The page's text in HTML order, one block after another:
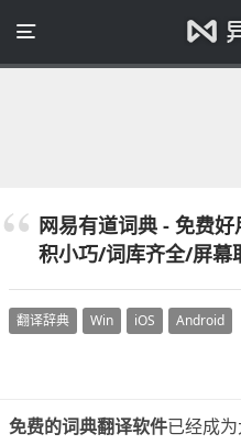
网易有道词典 - 免费
积小巧/词库齐全/屏幕
翻译辞典 Win iOS Android
免费的词典翻译软件已经成